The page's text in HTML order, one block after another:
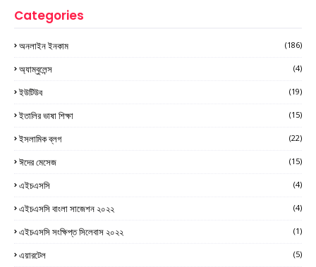
Categories
অনলাইন ইনকাম (186)
অ্যাম্বুলেন্স (4)
ইউটিউব (19)
ইতালির ভাষা শিক্ষা (15)
ইসলামিক ব্লগ (22)
ঈদের মেসেজ (15)
এইচএসসি (4)
এইচএসসি বাংলা সাজেশন ২০২২ (4)
এইচএসসি সংক্ষিপ্ত সিলেবাস ২০২২ (1)
এয়ারটেল (5)